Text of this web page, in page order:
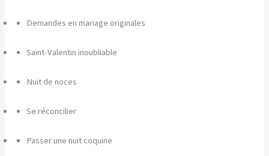
Demandes en mariage originales
Saint-Valentin inoubliable
Nuit de noces
Se réconcilier
Passer une nuit coquine